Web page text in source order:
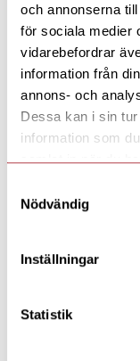
och annonserna
för sociala medier
vidarebefordrar
information från
annons- och
Dessa kan i sin
information som
samlat in när du
Nödvändig
Inställningar
Statistik